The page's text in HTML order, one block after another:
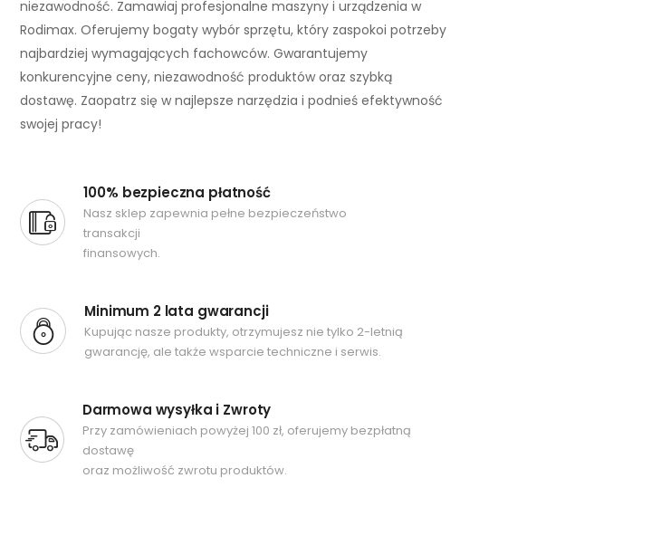
niezawodność. Zamawiaj profesjonalne maszyny i urządzenia w
Rodimax. Oferujemy bogaty wybór sprzętu, który zaspokoi potrzeby
najbardziej wymagających fachowców. Gwarantujemy
konkurencyjne ceny, niezawodność produktów oraz szybką
dostawę. Zaopatrz się w najlepsze narzędzia i podnieś efektywność
swojej pracy!
100% bezpieczna płatność
Nasz sklep zapewnia pełne bezpieczeństwo
transakcji
finansowych.
Minimum 2 lata gwarancji
Kupując nasze produkty, otrzymujesz nie tylko 2-letnią
gwarancję, ale także wsparcie techniczne i serwis.
Darmowa wysyłka i Zwroty
Przy zamówieniach powyżej 100 zł, oferujemy bezpłatną
dostawę
oraz możliwość zwrotu produktów.